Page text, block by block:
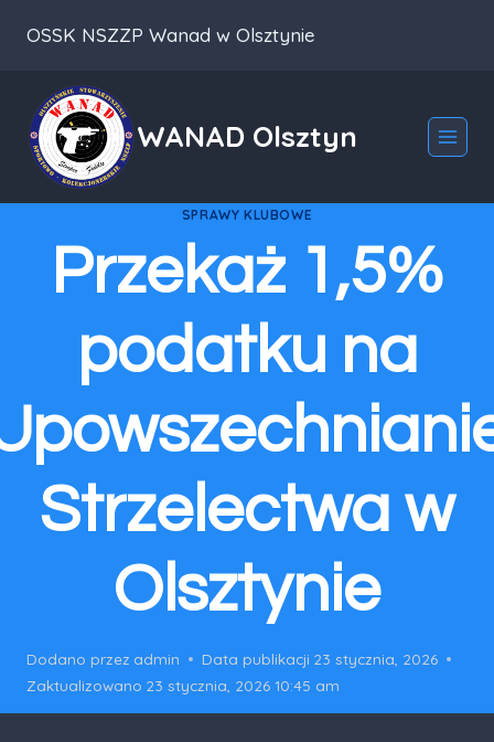
OSSK NSZZP Wanad w Olsztynie
WANAD Olsztyn
SPRAWY KLUBOWE
Przekaż 1,5%
podatku na
Strzelectwa w
Olsztynie
Dodano przez admin Data publikacji 23 stycznia, 2026
Zaktualizowano 23 stycznia, 2026 10:45 am